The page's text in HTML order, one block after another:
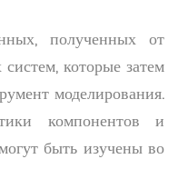
полученных от
которые затем
моделирования.
компонентов и
быть изучены во